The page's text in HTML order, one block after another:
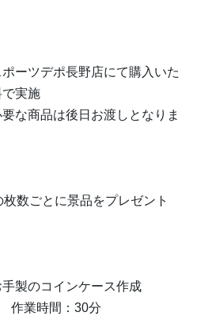
ーツデポ長野店にて購入いた
実施
な商品は後日お渡しとなりま
数ごとに景品をプレゼント
製のコインケース作成
作業時間：30分